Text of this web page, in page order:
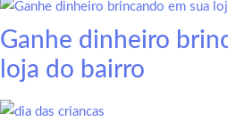
Ganhe dinheiro
loja do bairro